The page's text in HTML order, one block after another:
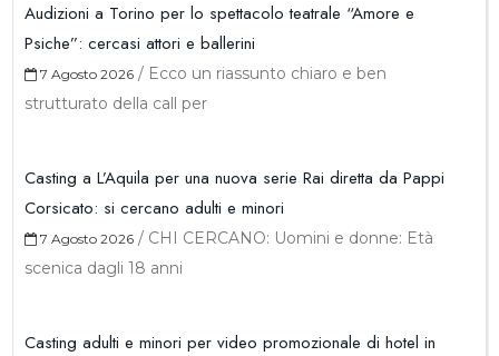
Audizioni a Torino per lo spettacolo teatrale “Amore e
Psiche”: cercasi attori e ballerini
7 Agosto 2026 / Ecco un riassunto chiaro e ben
strutturato della call per
Casting a L’Aquila per una nuova serie Rai diretta da Pappi
Corsicato: si cercano adulti e minori
7 Agosto 2026 / CHI CERCANO: Uomini e donne: Età
scenica dagli 18 anni
Casting adulti e minori per video promozionale di hotel in